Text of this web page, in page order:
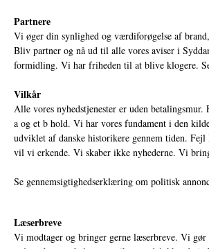
Partnere
Vi øger din synlighed og værdiforøgelse af
Bliv partner og nå ud til alle vores aviser i
formidling. Vi har friheden til at blive klogere.
Vilkår
Alle vores nyhedstjenester er uden
a og et b hold. Vi har vores fundament i den
udviklet af danske historikere gennem tiden.
vil vi erkende. Vi skaber ikke nyhederne. Vi
Se gennemsigtighedserklæring om politisk
Læserbreve
Vi modtager og bringer gerne læserbreve. Vi